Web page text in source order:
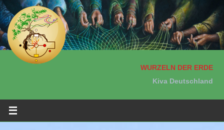
WURZELN DER ERDE
Kiva Deutschland